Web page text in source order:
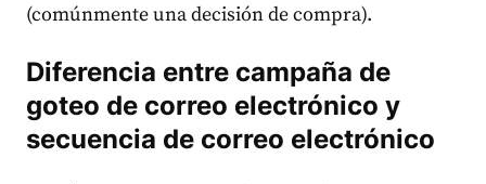
(comúnmente una decisión de compra).
Diferencia entre campaña de
goteo de correo electrónico y
secuencia de correo electrónico